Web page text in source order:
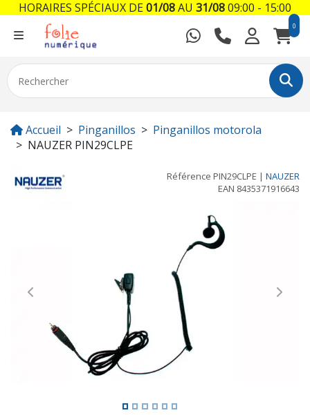
0
Accueil Pinganillos
Pinganillos motorola
NAUZER PIN29CLPE
Référence PIN29CLPE | NAUZER
EAN 8435371916643
Previous Next
HORAIRES SPÉCIAUX DE01/08AU 31/0809:00 - 15:00